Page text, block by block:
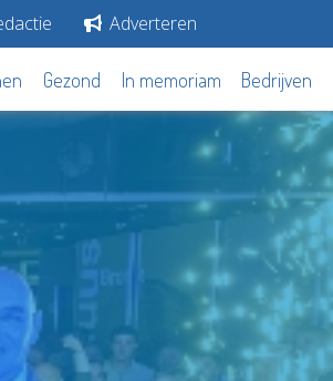
Adverteren
Gezond In memoriam Bedrijven